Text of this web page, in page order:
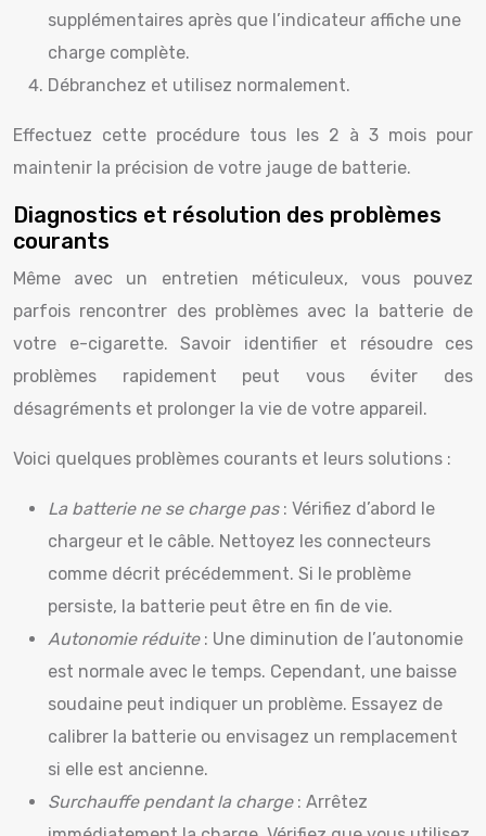
supplémentaires après que l’indicateur affiche une
charge complète.
Débranchez et utilisez normalement.
Effectuez cette procédure tous les 2 à 3 mois pour
maintenir la précision de votre jauge de batterie.
Diagnostics et résolution des problèmes
courants
Même avec un entretien méticuleux, vous pouvez
parfois rencontrer des problèmes avec la batterie de
votre e-cigarette. Savoir identifier et résoudre ces
problèmes rapidement peut vous éviter des
désagréments et prolonger la vie de votre appareil.
Voici quelques problèmes courants et leurs solutions :
La batterie ne se charge pas : Vérifiez d’abord le
chargeur et le câble. Nettoyez les connecteurs
comme décrit précédemment. Si le problème
persiste, la batterie peut être en fin de vie.
Autonomie réduite : Une diminution de l’autonomie
est normale avec le temps. Cependant, une baisse
soudaine peut indiquer un problème. Essayez de
calibrer la batterie ou envisagez un remplacement
si elle est ancienne.
Surchauffe pendant la charge : Arrêtez